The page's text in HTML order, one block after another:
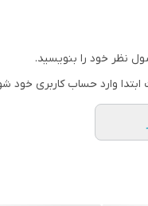
نظر خود را بنویسید.
ابتدا وارد حساب کاربری خود